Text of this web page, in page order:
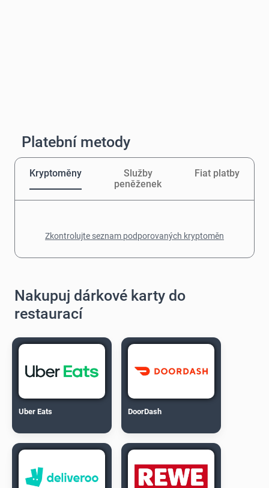
Platební metody
Kryptoměny
Služby
peněženek
Fiat platby
Zkontrolujte seznam podporovaných kryptoměn
Nakupuj dárkové karty do
restaurací
Uber Eats DoorDash